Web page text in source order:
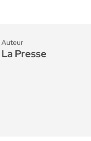
Auteur
La Presse